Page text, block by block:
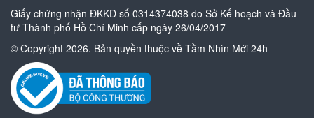
Giấy chứng nhận ĐKKD số 0314374038 do Sở Kế hoạch và Đầu
tư Thành phố Hồ Chí Minh cấp ngày 26/04/2017
© Copyright 2026. Bản quyền thuộc về Tầm Nhìn Mới 24h